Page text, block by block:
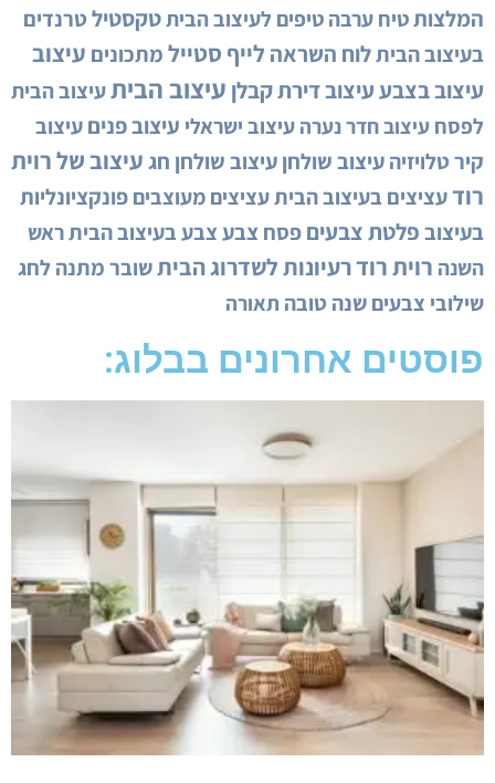
המלצותטיח ערבהטיפים לעיצוב הביתטקסטילטרנדים
בעיצוב הביתלוח השראה לייף סטיילמתכונים עיצוב
עיצוב בצבעעיצוב דירת קבלן עיצוב הביתעיצוב הבית
לפסח עיצוב חדר נערה עיצוב ישראלי עיצוב פניםעיצוב
קיר טלויזיהעיצוב שולחןעיצוב שולחן חגעיצוב של רוית
רודעציצים בעיצוב הביתעציצים מעוצביםפונקציונליות
בעיצובפלטת צבעיםפסח צבעצבע בעיצוב הביתראש
השנה רוית רודרעיונות לשדרוג הביתשובר מתנה לחג
שילובי צבעיםשנה טובה תאורה
פוסטים אחרונים בבלוג: